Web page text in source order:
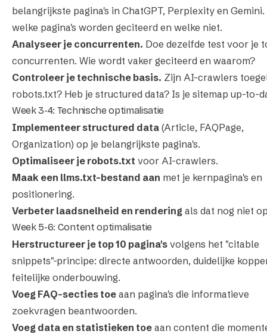
belangrijkste pagina's in ChatGPT, Perplexity en
welke pagina's worden geciteerd en welke niet.
Analyseer je concurrenten. Doe dezelfde test voor je
concurrenten. Wie wordt vaker geciteerd en waarom?
Controleer je technische basis. Zijn AI-crawlers
robots.txt? Heb je structured data? Is je sitemap up-to-
Week 3-4: Technische optimalisatie
Implementeer structured data (Article, FAQPage,
Organization) op je belangrijkste pagina's.
Optimaliseer je robots.txt voor AI-crawlers.
Maak een llms.txt-bestand aan met je kernpagina's en
positionering.
Verbeter laadsnelheid en rendering als dat nog niet
Week 5-6: Content optimalisatie
Herstructureer je top 10 pagina's volgens het "citable
snippets"-principe: directe antwoorden, duidelijke
feitelijke onderbouwing.
Voeg FAQ-secties toe aan pagina's die informatieve
zoekvragen beantwoorden.
Voeg data en statistieken toe aan content die